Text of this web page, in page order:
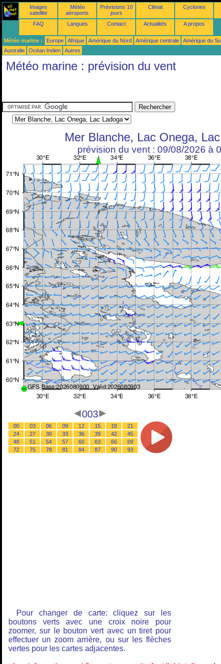
Images
satellite
Météo
aéroports
Prévisions 10
jours
Climat Cyclones
FAQ Langues Contact Actualités A propos
Météo marine : Europe Afrique Amérique du Nord Amérique centrale
Amérique du
Australie
Océan Indien Autres
Météo marine : prévision du vent
Mer Blanche, Lac Onega,
prévision du vent : 09/08/2026 à
003
00 03 06 09 12 15 18
21
24
27 30 33 36 39 42
45
48
51 54 57 60 63 66
69
72
75 78 81 84 87 90 93
Pour changer de carte: cliquez sur les
boutons verts avec une croix noire pour
zoomer, sur le bouton vert avec un tiret pour
effectuer un zoom arrière, ou sur les flèches
vertes pour les cartes adjacentes.